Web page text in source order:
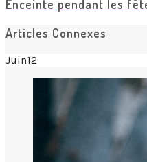
Enceinte pendant les
Articles Connexes
Juin12